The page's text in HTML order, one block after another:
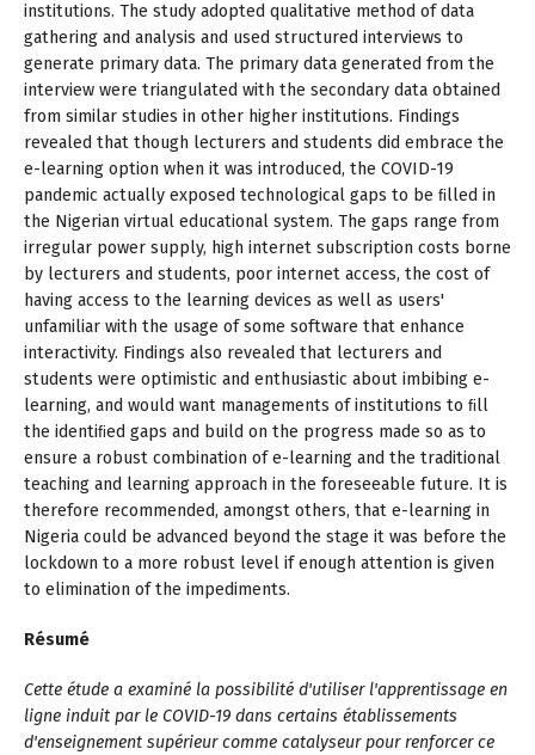
institutions. The study adopted qualitative method of data
gathering and analysis and used structured interviews to
generate primary data. The primary data generated from the
interview were triangulated with the secondary data obtained
from similar studies in other higher institutions. Findings
revealed that though lecturers and students did embrace the
e-learning option when it was introduced, the COVID-19
pandemic actually exposed technological gaps to be ﬁlled in
the Nigerian virtual educational system. The gaps range from
irregular power supply, high internet subscription costs borne
by lecturers and students, poor internet access, the cost of
having access to the learning devices as well as users'
unfamiliar with the usage of some software that enhance
interactivity. Findings also revealed that lecturers and
students were optimistic and enthusiastic about imbibing e-
learning, and would want managements of institutions to ﬁll
the identiﬁed gaps and build on the progress made so as to
ensure a robust combination of e-learning and the traditional
teaching and learning approach in the foreseeable future. It is
therefore recommended, amongst others, that e-learning in
Nigeria could be advanced beyond the stage it was before the
lockdown to a more robust level if enough attention is given
to elimination of the impediments.
Résumé
Cette étude a examiné la possibilité d'utiliser l'apprentissage en
ligne induit par le COVID-19 dans certains établissements
d'enseignement supérieur comme catalyseur pour renforcer ce